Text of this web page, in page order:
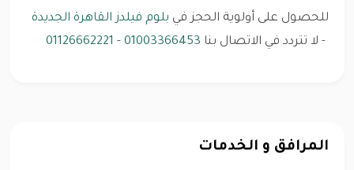
للحصول على أولوية الحجز في بلوم فيلدز القاهرة الجديدة
- لا تتردد في الاتصال بنا 01003366453
-
01126662221
المرافق و الخدمات